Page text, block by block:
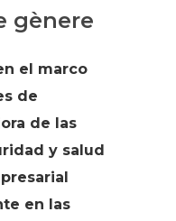
gènere
el marco
de
de las
y salud
en las